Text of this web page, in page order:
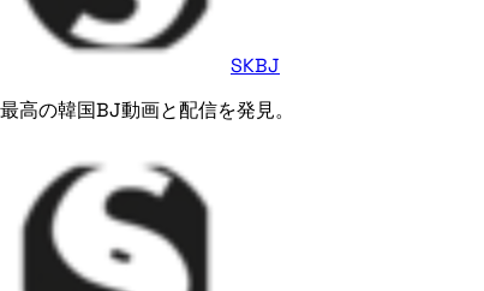
SKBJ
最高の韓国BJ動画と配信を発見。